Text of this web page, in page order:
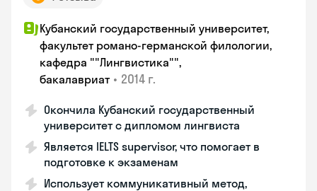
Кубанский государственный университет,
факультет романо-германской филологии,
кафедра ""Лингвистика"",
бакалавриат • 2014 г.
Окончила Кубанский государственный
университет с дипломом лингвиста
Является IELTS supervisor, что помогает в
подготовке к экзаменам
Использует коммуникативный метод,